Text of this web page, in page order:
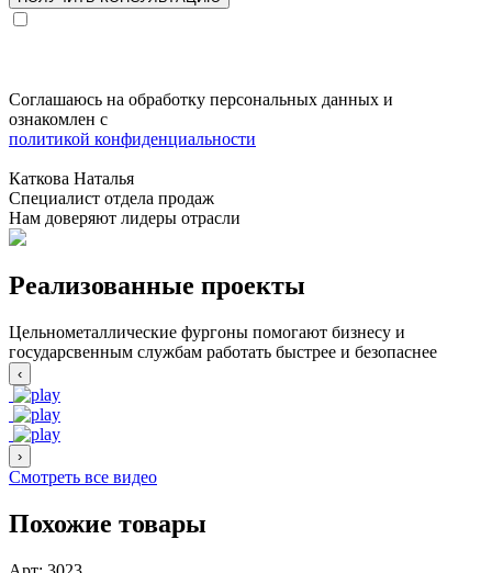
Соглашаюсь на обработку персональных данных и
ознакомлен с
политикой конфиденциальности
Каткова Наталья
Специалист отдела продаж
Нам доверяют лидеры отрасли
Реализованные проекты
Цельнометаллические фургоны помогают бизнесу и
государсвенным службам работать быстрее и безопаснее
‹
›
Смотреть все видео
Похожие товары